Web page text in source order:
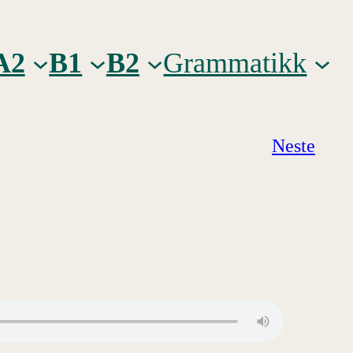
B1 B2 Grammatikk
Neste